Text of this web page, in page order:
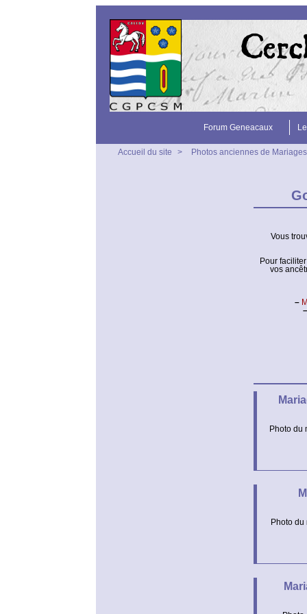
Forum Geneacaux
Accueil du site > Photos anciennes de Mariages
Vous
Pour
vos
–
–
Photo du
Photo